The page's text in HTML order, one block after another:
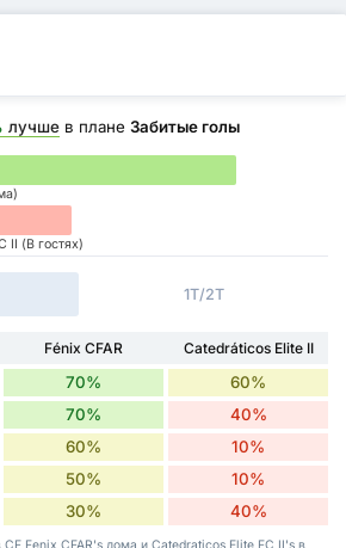
лучше в плане Забитые голы
II (В гостях)
1Т/2Т
Fénix CFAR
Catedráticos Elite II
70% 60%
70% 40%
60% 10%
50% 10%
30% 40%
CF Fenix CFAR's дома и Catedraticos Elite FC II's в